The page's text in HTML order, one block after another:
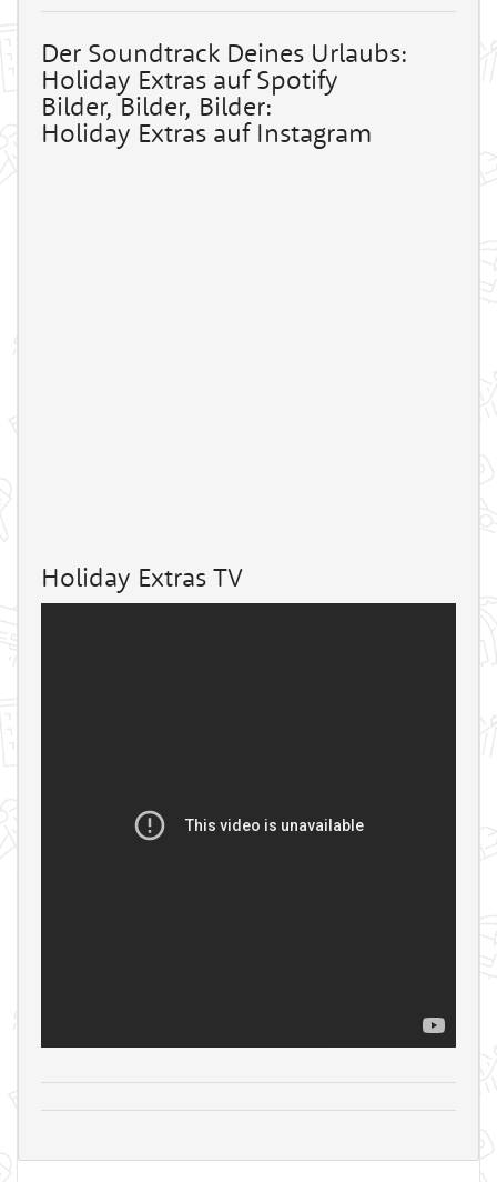
Der Soundtrack Deines Urlaubs:
Holiday Extras auf Spotify
Bilder, Bilder, Bilder:
Holiday Extras auf Instagram
Holiday Extras TV